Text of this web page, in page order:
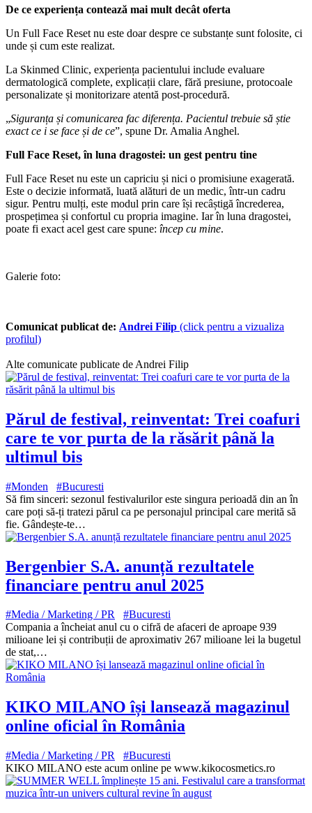
De ce experiența contează mai mult decât oferta
Un Full Face Reset nu este doar despre ce substanțe sunt folosite, ci
unde și cum este realizat.
La Skinmed Clinic, experiența pacientului include evaluare
dermatologică complete, explicații clare, fără presiune, protocoale
personalizate și monitorizare atentă post-procedură.
„Siguranța și comunicarea fac diferența. Pacientul trebuie să știe
exact ce i se face și de ce”, spune Dr. Amalia Anghel.
Full Face Reset, în luna dragostei: un gest pentru tine
Full Face Reset nu este un capriciu și nici o promisiune exagerată.
Este o decizie informată, luată alături de un medic, într-un cadru
sigur. Pentru mulți, este modul prin care își recâștigă încrederea,
prospețimea și confortul cu propria imagine. Iar în luna dragostei,
poate fi exact acel gest care spune: încep cu mine.
Galerie foto:
Comunicat publicat de: Andrei Filip (click pentru a vizualiza
profilul)
Alte comunicate publicate de Andrei Filip
Părul de festival, reinventat: Trei coafuri
care te vor purta de la răsărit până la
ultimul bis
#Monden
#Bucuresti
Să fim sinceri: sezonul festivalurilor este singura perioadă din an în
care poți să-ți tratezi părul ca pe personajul principal care merită să
fie. Gândește-te…
Bergenbier S.A. anunță rezultatele
financiare pentru anul 2025
#Media / Marketing / PR
#Bucuresti
Compania a încheiat anul cu o cifră de afaceri de aproape 939
milioane lei și contribuții de aproximativ 267 milioane lei la bugetul
de stat,…
KIKO MILANO își lansează magazinul
online oficial în România
#Media / Marketing / PR
#Bucuresti
KIKO MILANO este acum online pe www.kikocosmetics.ro